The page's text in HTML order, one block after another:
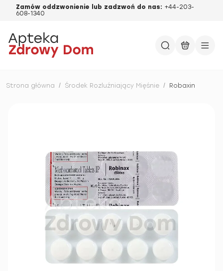
Zamów oddzwonienie lub zadzwoń do nas: +44-203-
608-1340
Strona główna / Środek Rozluźniający Mięśnie / Robaxin